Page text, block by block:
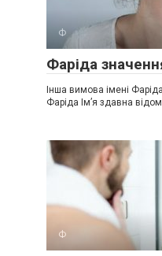
Ф
Фаріда
Інша вимова імені
Фаріда Ім’я здавна
Ф